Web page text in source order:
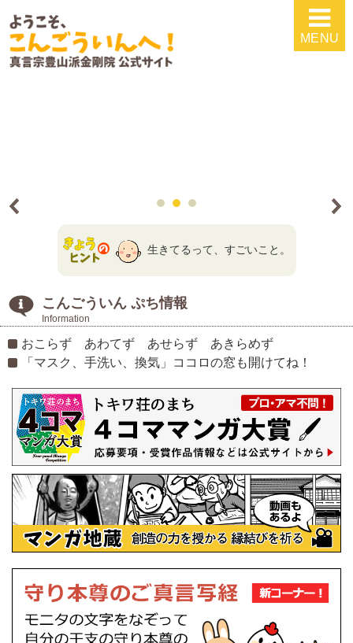
MENU
生きてるって、すごいこと。
こんごういん ぷち情報
Information
おこらず あわてず あせらず あきらめず
「マスク、手洗い、換気」ココロの窓も開けてね！